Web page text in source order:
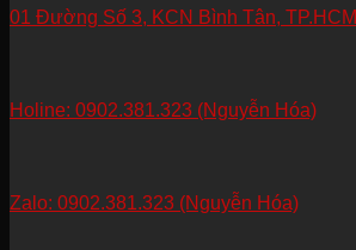
01 Đường Số 3, KCN Bình Tân, TP.HCM
Holine: 0902.381.323 (Nguyễn Hóa)
Zalo: 0902.381.323 (Nguyễn Hóa)